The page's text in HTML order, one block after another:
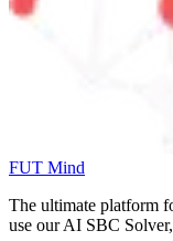
FUT Mind
The ultimate platform
use our AI SBC